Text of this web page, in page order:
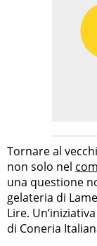
Tornare al
non solo nel
una questione
gelateria di
Lire.
di Coneria